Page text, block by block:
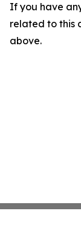
If you have
related to this
above.